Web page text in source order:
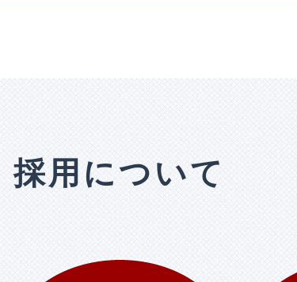
採用について